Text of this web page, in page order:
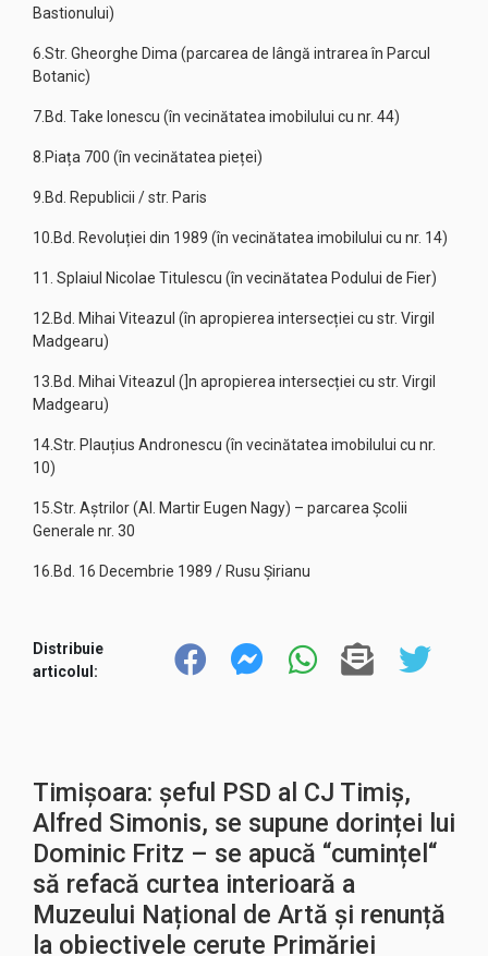
Bastionului)
6.Str. Gheorghe Dima (parcarea de lângă intrarea în Parcul
Botanic)
7.Bd. Take Ionescu (în vecinătatea imobilului cu nr. 44)
8.Piața 700 (în vecinătatea pieței)
9.Bd. Republicii / str. Paris
10.Bd. Revoluției din 1989 (în vecinătatea imobilului cu nr. 14)
11. Splaiul Nicolae Titulescu (în vecinătatea Podului de Fier)
12.Bd. Mihai Viteazul (în apropierea intersecției cu str. Virgil
Madgearu)
13.Bd. Mihai Viteazul (]n apropierea intersecției cu str. Virgil
Madgearu)
14.Str. Plauțius Andronescu (în vecinătatea imobilului cu nr.
10)
15.Str. Aștrilor (Al. Martir Eugen Nagy) – parcarea Școlii
Generale nr. 30
16.Bd. 16 Decembrie 1989 / Rusu Șirianu
Distribuie
articolul:
Timișoara: șeful PSD al CJ Timiș,
Alfred Simonis, se supune dorinței lui
Dominic Fritz – se apucă “cumințel“
să refacă curtea interioară a
Muzeului Național de Artă și renunță
la obiectivele cerute Primăriei